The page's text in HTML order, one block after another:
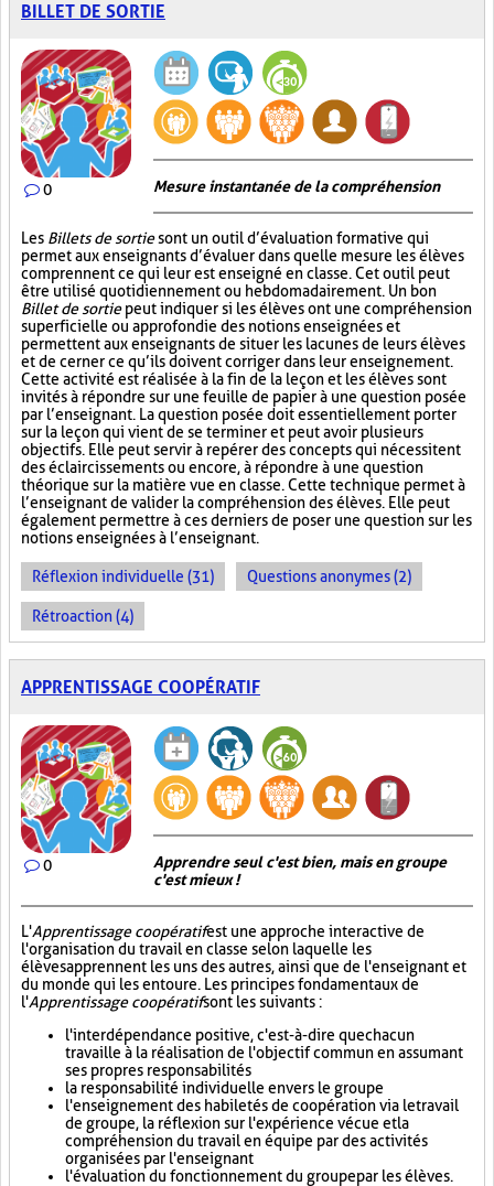
BILLET DE SORTIE
0 Mesure instantanée de la compréhension
Les Billets de sortiesont un outil d’évaluation formative qui
permet aux enseignants d’évaluer dans quelle mesure les élèves
comprennent ce qui leur est enseigné en classe. Cet outil peut
être utilisé quotidiennement ou hebdomadairement. Un bon
Billet de sortiepeut indiquer si les élèves ont une compréhension
superficielle ou approfondie des notions enseignées et
permettent aux enseignants de situer les lacunes de leurs élèves
et de cerner ce qu’ils doivent corriger dans leur enseignement.
Cette activité est réalisée à la fin de la leçon et les élèves sont
invités à répondre sur une feuille de papier à une question posée
par l’enseignant. La question posée doit essentiellement porter
sur la leçon qui vient de se terminer et peut avoir plusieurs
objectifs. Elle peut servir à repérer des concepts qui nécessitent
des éclaircissements ou encore, à répondre à une question
théorique sur la matière vue en classe. Cette technique permet à
l’enseignant de valider la compréhension des élèves. Elle peut
également permettre à ces derniers de poser une question sur les
notions enseignées à l’enseignant.
Réflexion individuelle (31) Questions anonymes (2)
Rétroaction (4)
APPRENTISSAGE COOPÉRATIF
0
Apprendre seul c'est bien, mais en groupe
c'est mieux !
L'Apprentissage coopératifest une approche interactive de
l'organisation du travail en classe selon laquelle les
élèves apprennent les uns des autres, ainsi que de l'enseignant et
du monde qui les entoure. Les principes fondamentaux de
l'Apprentissage coopératifsont les suivants :
l'interdépendance positive, c'est-à-dire que chacun
travaille à la réalisation de l'objectif commun en assumant
ses propres responsabilités
la responsabilité individuelle envers le groupe
l'enseignement des habiletés de coopération via le travail
de groupe, la réflexion sur l'expérience vécue et la
compréhension du travail en équipe par des activités
organisées par l'enseignant
l'évaluation du fonctionnement du groupe par les élèves.